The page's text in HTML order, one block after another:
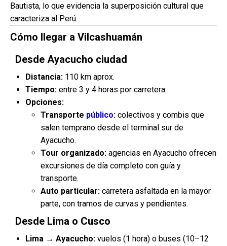
Bautista, lo que evidencia la superposición cultural que
caracteriza al Perú.
Cómo llegar a Vilcashuamán
Desde Ayacucho ciudad
Distancia: 110 km aprox.
Tiempo: entre 3 y 4 horas por carretera.
Opciones:
Transporte público: colectivos y combis que
salen temprano desde el terminal sur de
Ayacucho.
Tour organizado: agencias en Ayacucho ofrecen
excursiones de día completo con guía y
transporte.
Auto particular: carretera asfaltada en la mayor
parte, con tramos de curvas y pendientes.
Desde Lima o Cusco
Lima → Ayacucho: vuelos (1 hora) o buses (10–12